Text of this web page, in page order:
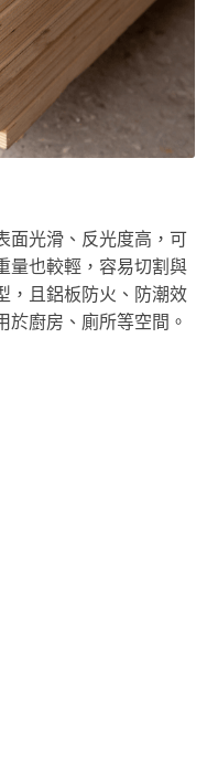
光滑、反光度高，可
量也較輕，容易切割與
，且鋁板防火、防潮效
於廚房、廁所等空間。